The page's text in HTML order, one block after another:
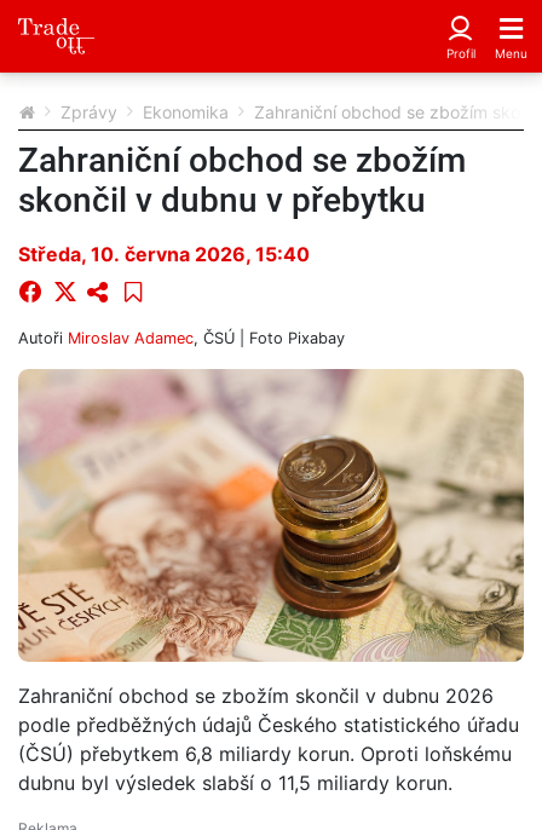
Zprávy Ekonomika Zahraniční obchod se zbožím
Zahraniční obchod se zbožím
skončil v dubnu v přebytku
Středa, 10. června 2026, 15:40
Autoři Miroslav Adamec, ČSÚ | Foto Pixabay
Zahraniční obchod se zbožím skončil v dubnu 2026
podle předběžných údajů Českého statistického úřadu
(ČSÚ) přebytkem 6,8 miliardy korun. Oproti loňskému
dubnu byl výsledek slabší o 11,5 miliardy korun.